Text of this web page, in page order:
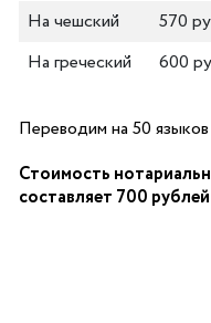
На чешский
570
На греческий
600
Переводим на 50
Стоимость
составляет 700 рублей